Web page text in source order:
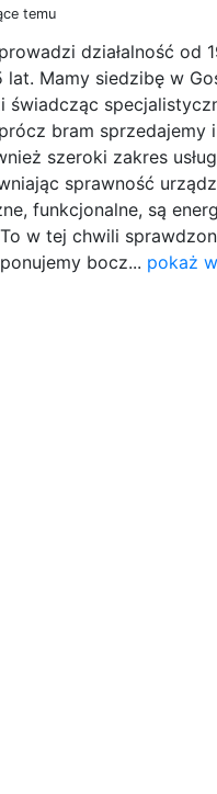
temu
działalność od
lat. Mamy siedzibę w
świadcząc
bram sprzedajemy
szeroki zakres
sprawność
funkcjonalne, są
w tej chwili
bocz... pokaż